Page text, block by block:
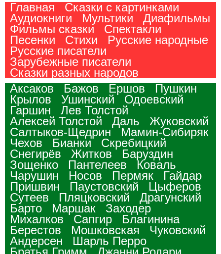
Главная
Сказки с картинками
Аудиокниги
Мультики
Диафильмы
Фильмы сказки
Спектакли
Песенки
Стихи
Русские народные
Русские писатели
Зарубежные писатели
Сказки разных народов
Аксаков
Бажов Ершов
Пушкин
Крылов
Ушинский
Одоевский
Гаршин
Лев Толстой
Алексей Толстой
Даль
Жуковский
Салтыков-Щедрин
Мамин-Сибиряк
Чехов
Бианки
Скребицкий
Снегирёв
Житков
Баруздин
Зощенко
Пантелеев
Коваль
Чарушин
Носов Пермяк
Гайдар
Пришвин
Паустовский
Цыферов
Сутеев
Пляцковский
Драгунский
Барто
Маршак
Заходер
Михалков
Сапгир
Благинина
Берестов
Мошковская
Чуковский
Андерсен
Шарль Перро